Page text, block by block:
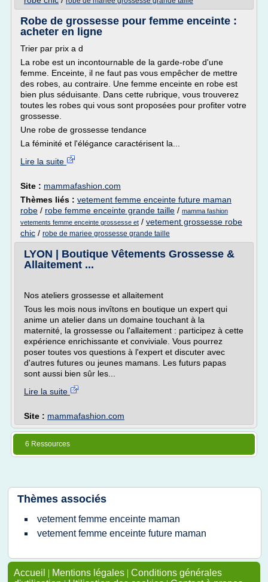
Robe de grossesse pour femme enceinte :
acheter en ligne
Trier par prix a d
La robe est un incontournable de la garde-robe d'une
femme. Enceinte, il ne faut pas vous empêcher de mettre
des robes, au contraire. Une femme enceinte en robe est
bien plus séduisante. Dans cette rubrique, vous trouverez
toutes les robes qui vous sont proposées pour profiter votre
grossesse.
Une robe de grossesse tendance
La féminité et l'élégance caractérisent la...
Lire la suite
Site : mammafashion.com
Thèmes liés : vetement femme enceinte future maman
robe / robe femme enceinte grande taille / mamma fashion
vetements femme enceinte grossesse et / vetement grossesse robe
chic / robe de mariee grossesse grande taille
LYON | Boutique Vêtements Grossesse &
Allaitement ...
Nos ateliers grossesse et allaitement
Tous les mois nous invîtons en boutique un expert qui
anime un atelier dans un domaine touchant à la
maternité, la grossesse ou l'allaitement : participez à cette
expérience enrichissante et conviviale. Vous pourrez
poser toutes vos questions à l'expert et discuter avec
d'autres futures ou jeunes mamans. Les futurs papas
sont aussi bien sûr les...
Lire la suite
Site : mammafashion.com
6 Ressources
Thèmes associés
vetement femme enceinte maman
vetement femme enceinte future maman
Accueil | Mentions légales | Conditions générales